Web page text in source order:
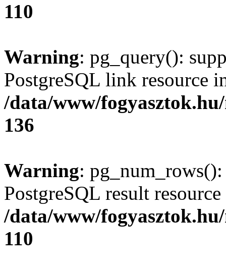
110
Warning: pg_query():
PostgreSQL link resource
/data/www/
136
Warning:
PostgreSQL result
/data/www/
110